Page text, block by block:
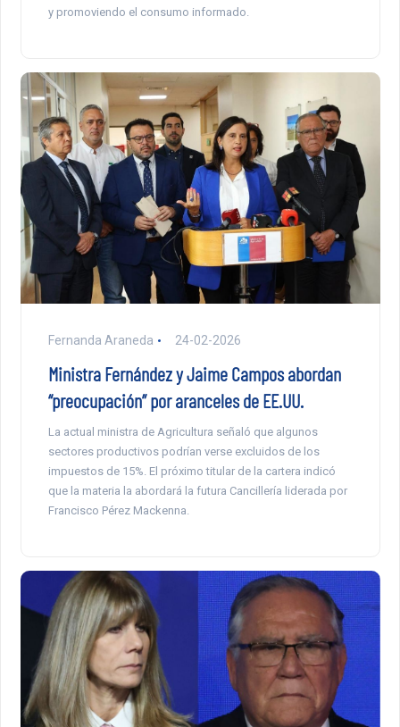
y promoviendo el consumo informado.
Fernanda Araneda 24-02-2026
Ministra Fernández y Jaime Campos abordan
“preocupación” por aranceles de EE.UU.
La actual ministra de Agricultura señaló que algunos
sectores productivos podrían verse excluidos de los
impuestos de 15%. El próximo titular de la cartera indicó
que la materia la abordará la futura Cancillería liderada por
Francisco Pérez Mackenna.